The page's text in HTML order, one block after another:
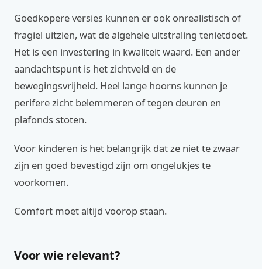
Goedkopere versies kunnen er ook onrealistisch of
fragiel uitzien, wat de algehele uitstraling tenietdoet.
Het is een investering in kwaliteit waard. Een ander
aandachtspunt is het zichtveld en de
bewegingsvrijheid. Heel lange hoorns kunnen je
perifere zicht belemmeren of tegen deuren en
plafonds stoten.
Voor kinderen is het belangrijk dat ze niet te zwaar
zijn en goed bevestigd zijn om ongelukjes te
voorkomen.
Comfort moet altijd voorop staan.
Voor wie relevant?